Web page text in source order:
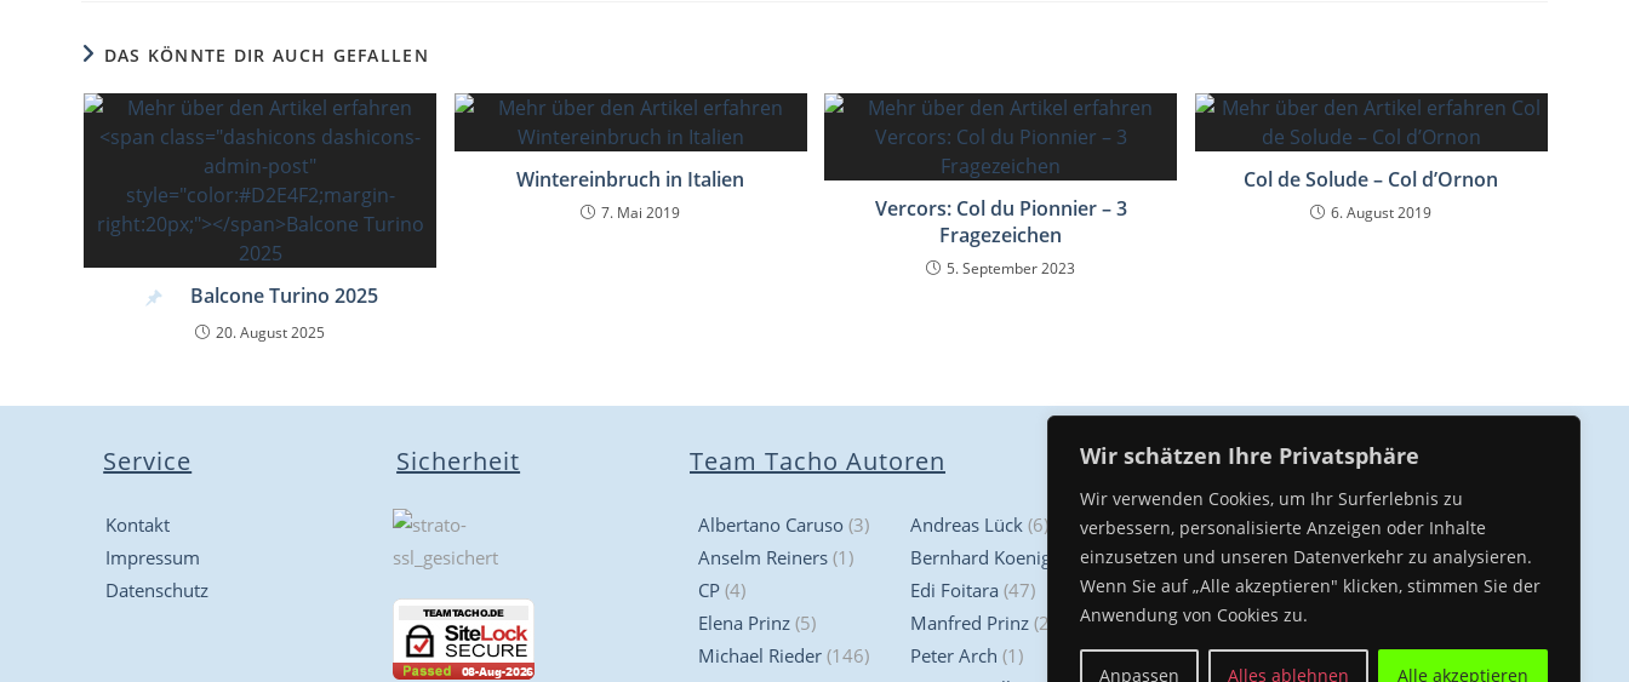
Wir schätzen Ihre Privatsphäre
Wir verwenden Cookies, um Ihr Surferlebnis zu
verbessern, personalisierte Anzeigen oder Inhalte
einzusetzen und unseren Datenverkehr zu analysieren.
Wenn Sie auf „Alle akzeptieren" klicken, stimmen Sie der
Anwendung von Cookies zu.
Anpassen Alles ablehnen Alle akzeptieren
DAS KÖNNTE DIR AUCH GEFALLEN
Balcone Turino 2025
20. August 2025
Wintereinbruch in Italien
7. Mai 2019
Vercors: Col du Pionnier – 3
Fragezeichen
5. September 2023
Col de Solude – Col d’Ornon
6. August 2019
Service
Kontakt
Impressum
Datenschutz
Sicherheit Team Tacho Autoren
Albertano Caruso (3) Andreas Lück (6)
Anselm Reiners (1) Bernhard Koenig
CP (4) Edi Foitara (47)
Elena Prinz (5) Manfred Prinz (2)
Michael Rieder (146) Peter Arch (1)
Unser Kompetenz Center
Cycling Performance München